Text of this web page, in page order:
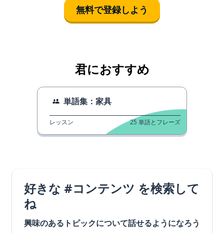
無料で登録しよう
君におすすめ
単語集：家具
レッスン 25 単語とフレーズ
好きな #コンテンツ を検索して
ね
興味のあるトピックについて話せるようになろう